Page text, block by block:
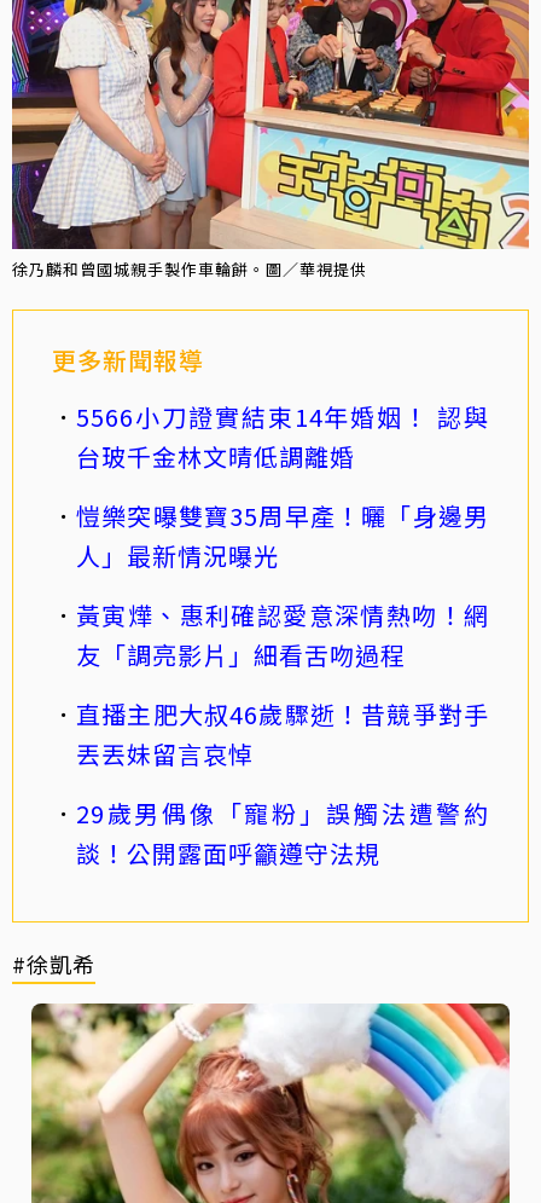
徐乃麟和曾國城親手製作車輪餅。圖／華視提供
更多新聞報導
5566小刀證實結束14年婚姻！ 認與
台玻千金林文晴低調離婚
愷樂突曝雙寶35周早產！曬「身邊男
人」最新情況曝光
黃寅燁、惠利確認愛意深情熱吻！網
友「調亮影片」細看舌吻過程
直播主肥大叔46歲驟逝！昔競爭對手
丟丟妹留言哀悼
29歲男偶像「寵粉」誤觸法遭警約
談！公開露面呼籲遵守法規
#徐凱希